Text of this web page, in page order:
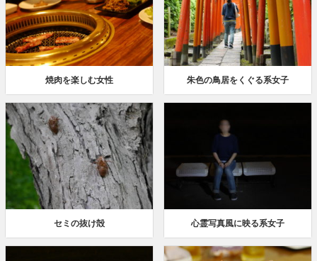
焼肉を楽しむ女性 朱色の鳥居をくぐる系女子
セミの抜け殻 心霊写真風に映る系女子